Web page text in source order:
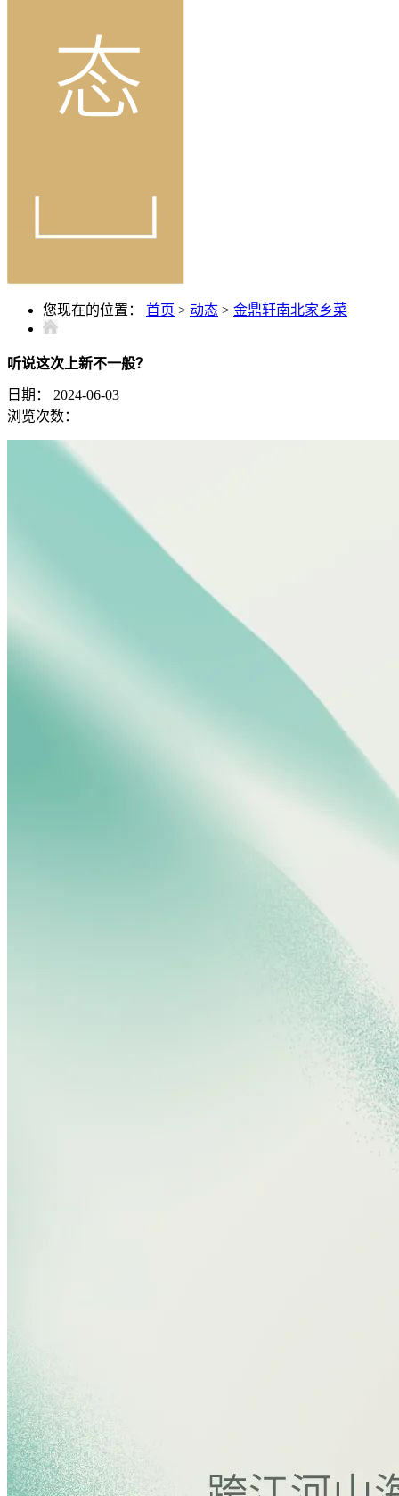
您现在的位置： 首页 > 动态 > 金鼎轩南北家乡菜
听说这次上新不一般？
日期：
2024-06-03
浏览次数：